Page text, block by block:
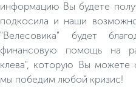
информацию Вы будете
подкосила и наши
"Велесовика" будет
финансовую помощь на
клева", которую Вы можете
мы победим любой кризис!